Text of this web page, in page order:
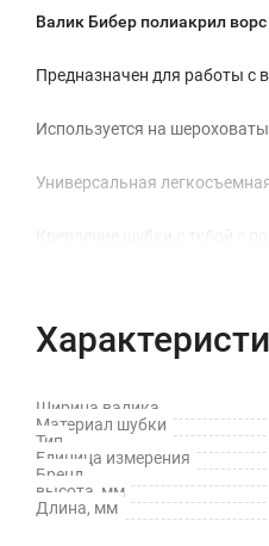
Валик Бибер полиакрил
Предназначен для работы
Используется на
Универсальная
Ширина: 150 мм
Диаметр: 62 мм
Материал валика:
Вес: 0.06 кг
Ширина валика
Материал шубки
Тип
Единица измерения
Бренд
высота, мм
Длина, мм